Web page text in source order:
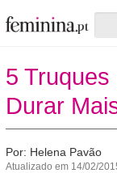
5
Durar
Por: Helena Pavão
Atualizado em 14/02/